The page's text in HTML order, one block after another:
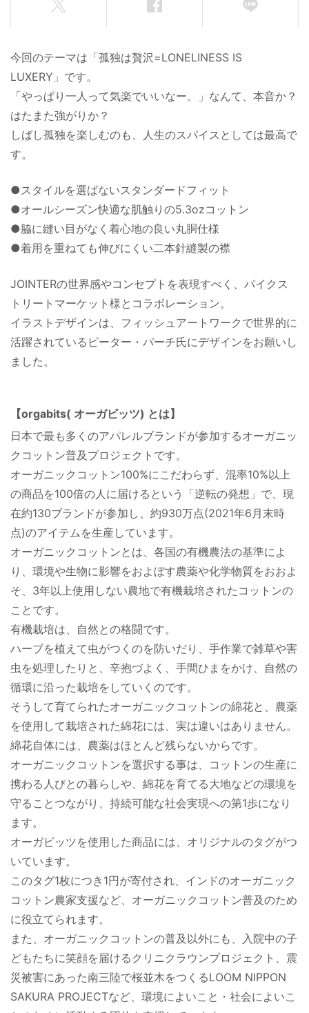
今回のテーマは「孤独は贅沢=LONELINESS IS
LUXERY」です。
「やっぱり一人って気楽でいいなー。」なんて、本音か？
はたまた強がりか？
しばし孤独を楽しむのも、人生のスパイスとしては最高で
す。
●スタイルを選ばないスタンダードフィット
●オールシーズン快適な肌触りの5.3ozコットン
●脇に縫い目がなく着心地の良い丸胴仕様
●着用を重ねても伸びにくい二本針縫製の襟
JOINTERの世界感やコンセプトを表現すべく、パイクス
トリートマーケット様とコラボレーション。
イラストデザインは、フィッシュアートワークで世界的に
活躍されているピーター・パーチ氏にデザインをお願いし
ました。
【orgabits( オーガビッツ) とは】
日本で最も多くのアパレルブランドが参加するオーガニッ
クコットン普及プロジェクトです。
オーガニックコットン100%にこだわらず、混率10%以上
の商品を100倍の人に届けるという「逆転の発想」で、現
在約130ブランドが参加し、約930万点(2021年6月末時
点)のアイテムを生産しています。
オーガニックコットンとは、各国の有機農法の基準によ
り、環境や生物に影響をおよぼす農薬や化学物質をおおよ
そ、3年以上使用しない農地で有機栽培されたコットンの
ことです。
有機栽培は、自然との格闘です。
ハーブを植えて虫がつくのを防いだり、手作業で雑草や害
虫を処理したりと、辛抱づよく、手間ひまをかけ、自然の
循環に沿った栽培をしていくのです。
そうして育てられたオーガニックコットンの綿花と、農薬
を使用して栽培された綿花には、実は違いはありません。
綿花自体には、農薬はほとんど残らないからです。
オーガニックコットンを選択する事は、コットンの生産に
携わる人びとの暮らしや、綿花を育てる大地などの環境を
守ることつながり、持続可能な社会実現への第1歩になり
ます。
オーガビッツを使用した商品には、オリジナルのタグがつ
いています。
このタグ1枚につき1円が寄付され、インドのオーガニック
コットン農家支援など、オーガニックコットン普及のため
に役立てられます。
また、オーガニックコットンの普及以外にも、入院中の子
どもたちに笑顔を届けるクリニクラウンプロジェクト、震
災被害にあった南三陸で桜並木をつくるLOOM NIPPON
SAKURA PROJECTなど、環境によいこと・社会によいこ